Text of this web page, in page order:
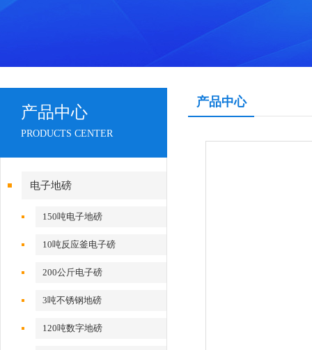
产品中心
PRODUCTS CENTER
电子地磅
150吨电子地磅
10吨反应釜电子磅
200公斤电子磅
3吨不锈钢地磅
120吨数字地磅
产品中心